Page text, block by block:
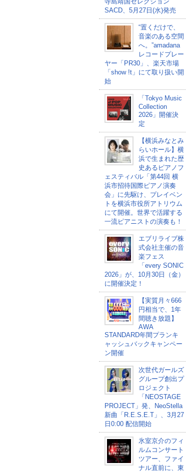
SACD、5月27日(水)発売
“置くだけで、
音楽のある空間
へ。”amadana
レコードプレー
ヤー「PR30」、楽天市場
「show !t」にて取り扱い開
始
「Tokyo Music
Collection
2026」開催決
定
【横浜みなとみ
らいホール】横
浜で生まれた歴
史あるピアノフ
ェスティバル「第44回 横
浜市招待国際ピアノ演奏
会」に先駆け、プレイベン
トを横浜市役所アトリウム
にて開催。世界で活躍する
一流ピアニストの演奏も！
エブリライブ株
式会社主催の音
楽フェス
「every SONIC
2026」が、10月30日（金）
に開催決定！
【実質月々666
円相当で、1年
間聴き放題】
AWA
STANDARD年間プランキ
ャッシュバックキャンペー
ン開催
次世代ガールズ
グループ創出プ
ロジェクト
「NEOSTAGE
PROJECT」発、NeoStella
新曲「R.E.S.E.T」、3月27
日0:00 配信開始
氷室京介のフィ
ルムコンサート
ツアー、ファイ
ナル直前に、東